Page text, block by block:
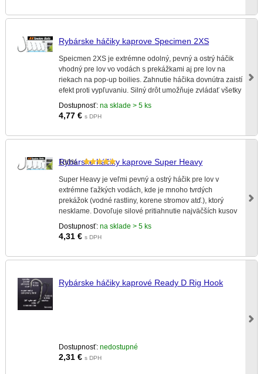
Rybárske háčiky kaprove Specimen 2XS
Speicmen 2XS je extrémne odolný, pevný a ostrý háčik
vhodný pre lov vo vodách s prekážkami aj pre lov na
riekach na pop-up boilies. Zahnutie háčika dovnútra zaistí
efekt proti vypľuvaniu. Silný drôt umožňuje zvládať všetky
situácie silového chytania.
Dostupnosť: na sklade > 5 ks
4,77 € s DPH
100%
Rybárske háčiky kaprove Super Heavy
Super Heavy je veľmi pevný a ostrý háčik pre lov v
extrémne ťažkých vodách, kde je mnoho tvrdých
prekážok (vodné rastliny, korene stromov atď.), ktorý
nesklame. Dovoľuje silové pritiahnutie najväčších kusov
a dáva istotu že rybár nepoškodí rybiu tlamu.
Dostupnosť: na sklade > 5 ks
4,31 € s DPH
Rybárske háčiky kaprové Ready D Rig Hook
Dostupnosť: nedostupné
2,31 € s DPH